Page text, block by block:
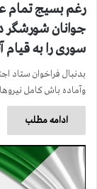
رغم بسیج تمام
سوری را به قیام
بدنبال فراخوان ستاد
وآماده باش کامل
ادامه مطلب